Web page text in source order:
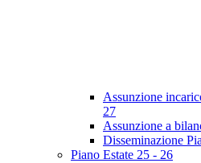
Assunzione
27
Assunzione a
Disseminazione
Piano Estate 25 - 26